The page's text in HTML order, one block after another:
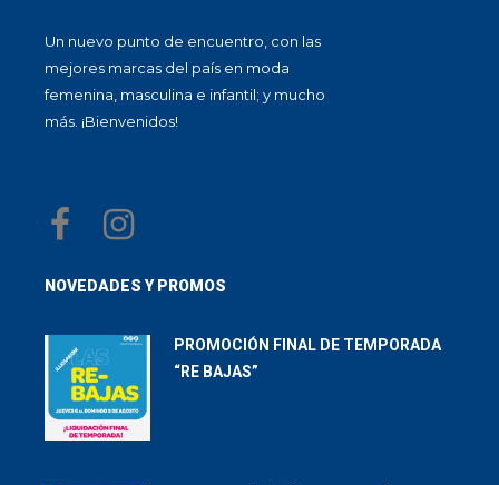
Un nuevo punto de encuentro, con las
mejores marcas del país en moda
femenina, masculina e infantil; y mucho
más. ¡Bienvenidos!
NOVEDADES Y PROMOS
PROMOCIÓN FINAL DE TEMPORADA
“RE BAJAS”